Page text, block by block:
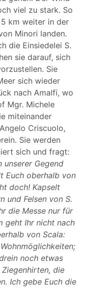
viel zu stark. So
5 km weiter in der
Minori landen.
die Einsiedelei S.
sie darauf, sich
Sie
sich wieder
nach Amalfi, wo
Mgr. Michele
miteinander
Criscuolo,
Sie werden
sich und fragt:
unserer Gegend
Euch oberhalb von
doch! Kapselt
und Felsen von S.
die Messe nur für
geht Ihr nicht nach
von Scala:
noch etwas
die
Ich gebe Euch die